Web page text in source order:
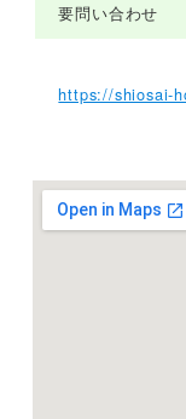
要問い合わせ
https://shiosai-